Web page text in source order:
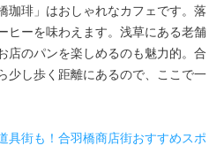
珈琲」はおしゃれなカフェです。落
ヒーを味わえます。浅草にある老舗
店のパンを楽しめるのも魅力的。合
少し歩く距離にあるので、ここで一
具街も！合羽橋商店街おすすめスポ